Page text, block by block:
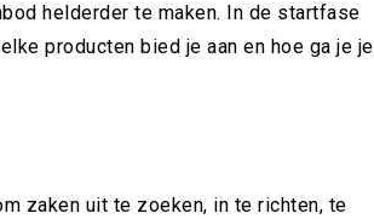
helderder te maken. In de startfase
producten bied je aan en hoe ga je je
zaken uit te zoeken, in te richten, te